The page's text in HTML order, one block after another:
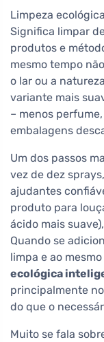
Limpeza
Significa limpar
produtos e
mesmo tempo
o lar ou a
variante mais
– menos
embalagens
Um dos passos
vez de dez
ajudantes
produto para
ácido mais
Quando se
limpa e ao
ecológica
principalmente
do que o
Muito se fala